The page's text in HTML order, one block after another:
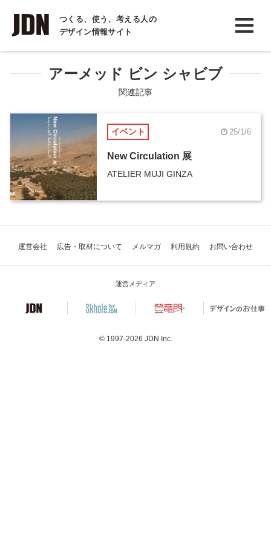
つくる、使う、考える人の
デザイン情報サイト
INTERVIEW
インタビュー
REPORT
COLUMN
コラム
アーメッド ビン シャビブ
関連記事
イベント 25/1/6
New Circulation 展
ATELIER MUJI GINZA
運営会社 広告・取材について メルマガ 利用規約 お問い合わせ
運営メディア
© 1997-2026 JDN Inc.